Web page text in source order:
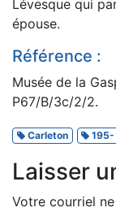
Lévesque qui
épouse.
Référence :
Musée de la
P67/B/3c/2/2.
Carleton 195-
Laisser
Votre courriel